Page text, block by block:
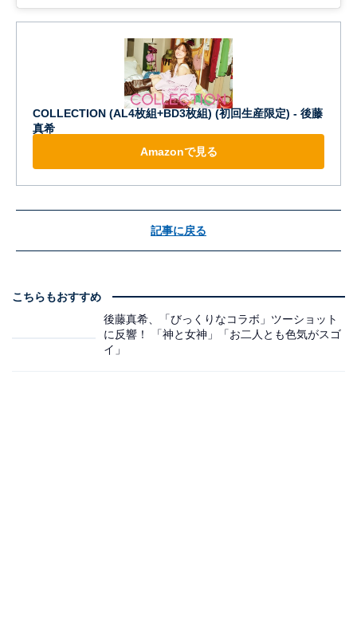
COLLECTION (AL4枚組+BD3枚組) (初回生産限定) - 後藤
真希
Amazonで見る
記事に戻る
こちらもおすすめ
後藤真希、「びっくりなコラボ」ツーショット
に反響！ 「神と女神」「お二人とも色気がスゴ
イ」